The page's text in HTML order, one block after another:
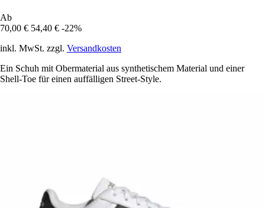
Ab
70,00 € 54,40 € -22%
inkl. MwSt. zzgl. Versandkosten
Ein Schuh mit Obermaterial aus synthetischem Material und einer
Shell-Toe für einen auffälligen Street-Style.